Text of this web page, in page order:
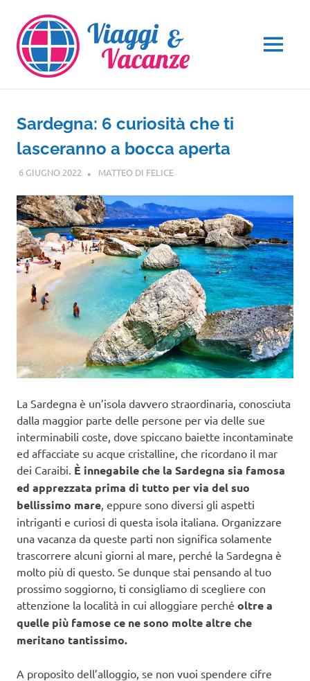
contenuto
MENU
Sardegna: 6 curiosità che ti
lasceranno a bocca aperta
6 GIUGNO 2022 MATTEO DI FELICESARDEGNA
La Sardegna è un’isola davvero straordinaria, conosciuta
dalla maggior parte delle persone per via delle sue
interminabili coste, dove spiccano baiette incontaminate
ed affacciate su acque cristalline, che ricordano il mar
dei Caraibi. È innegabile che la Sardegna sia famosa
ed apprezzata prima di tutto per via del suo
bellissimo mare , eppure sono diversi gli aspetti
intriganti e curiosi di questa isola italiana. Organizzare
una vacanza da queste parti non significa solamente
trascorrere alcuni giorni al mare, perché la Sardegna è
molto più di questo. Se dunque stai pensando al tuo
prossimo soggiorno, ti consigliamo di scegliere con
attenzione la località in cui alloggiare perché oltre a
quelle più famose ce ne sono molte altre che
meritano tantissimo.
A proposito dell’alloggio, se non vuoi spendere cifre